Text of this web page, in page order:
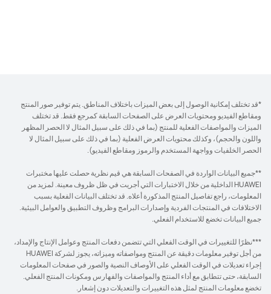
*قد تختلف إمكانية الوصول إلى بعض الميزات باختلاف المناطق. يتم توفير صور المنتج
ومقاطع الفيديو ومحتويات العرض على الصفحات السابقة كمرجع فقط. قد تختلف
الميزات والمواصفات الفعلية للمنتج (بما في ذلك على سبيل المثال لا الحصر المظهر
واللون والحجم)، وكذلك محتويات العرض الفعلية (بما في ذلك على سبيل المثال لا
الحصر الخلفيات وواجهة المستخدم والرموز ومقاطع الفيديو).
**جميع البيانات الواردة في الصفحات السابقة هي قيم نظرية حصلت عليها مختبرات
HUAWEI الداخلية من خلال الاختبارات التي أجريت في ظل ظروف معينة. لمزيد من
المعلومات، راجع تفاصيل المنتج المذكورة أعلاه. قد تختلف البيانات الفعلية بسبب
الاختلافات في المنتجات الفردية وإصدارات البرامج وظروف التطبيق والعوامل البيئية.
جميع البيانات تخضع للاستخدام الفعلي.
***نظرًا للتغييرات في الوقت الفعلي التي تتضمن دفعات المنتج وعوامل الإنتاج والإمداد،
من أجل توفير معلومات دقيقة عن المنتج ومواصفاته وميزاته، يجوز لشركة HUAWEI
إجراء تعديلات في الوقت الفعلي على الأوصاف النصية والصور في صفحات المعلومات
السابقة، حتى تتطابق مع أداء المنتج والمواصفات والفهارس ومكونات المنتج الفعلي.
تخضع معلومات المنتج لمثل هذه التغييرات والتعديلات دون إشعار.